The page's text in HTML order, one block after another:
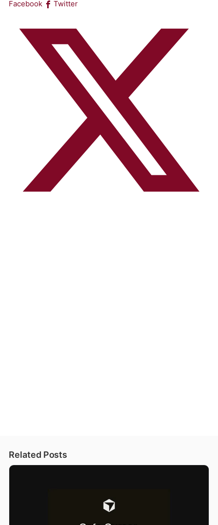
Facebook Twitter
Related Posts